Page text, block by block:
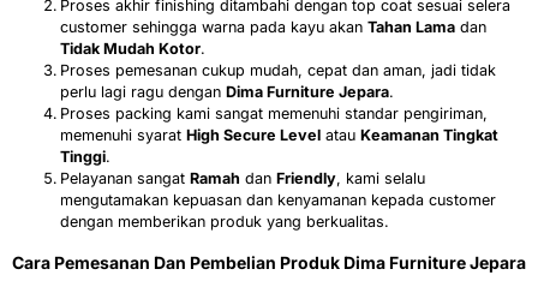
Proses akhir finishing ditambahi dengan top coat sesuai selera
customer sehingga warna pada kayu akan Tahan Lama dan
Tidak Mudah Kotor.
Proses pemesanan cukup mudah, cepat dan aman, jadi tidak
perlu lagi ragu dengan Dima Furniture Jepara.
Proses packing kami sangat memenuhi standar pengiriman,
memenuhi syarat High Secure Level atau Keamanan Tingkat
Tinggi.
Pelayanan sangat Ramah dan Friendly, kami selalu
mengutamakan kepuasan dan kenyamanan kepada customer
dengan memberikan produk yang berkualitas.
Cara Pemesanan Dan Pembelian Produk Dima Furniture Jepara